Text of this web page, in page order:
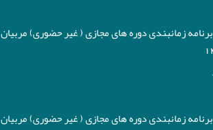
اطلاعیه شماره 22-05 برنامه زمانبندی دوره های مجازی ( غیر حضوری) مربیان
اطلاعیه شماره 21-05 برنامه زمانبندی دوره های مجازی ( غیر حضوری) مربیان